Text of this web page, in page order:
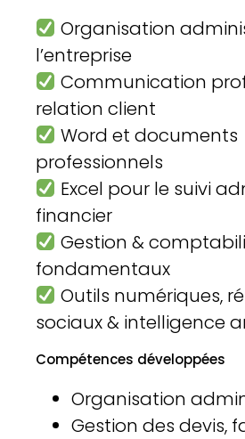
Organisation
l’entreprise
Communication
relation client
Word et documents
professionnels
Excel pour le suivi
financier
Gestion &
fondamentaux
Outils numériques,
sociaux & intelligence
Compétences développées
Organisation
Gestion des devis,